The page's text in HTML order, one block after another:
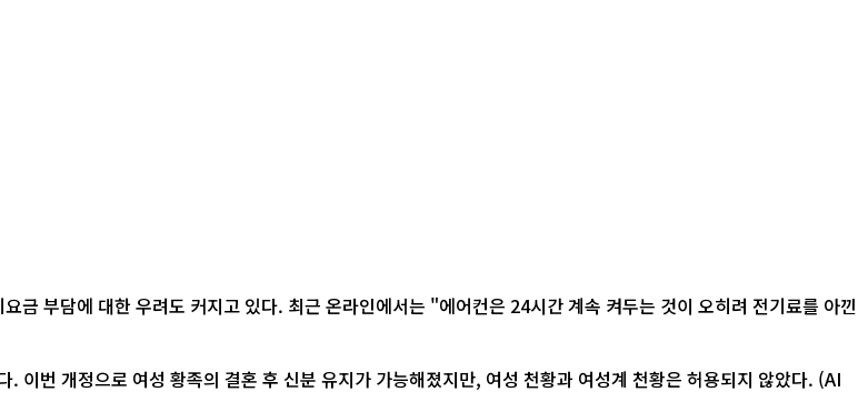
이번 개정으로 여성 황족의 결혼 후 신분 유지가 가능해졌지만, 여성 천황과 여성계 천황은 허용되지 않았다. (AI